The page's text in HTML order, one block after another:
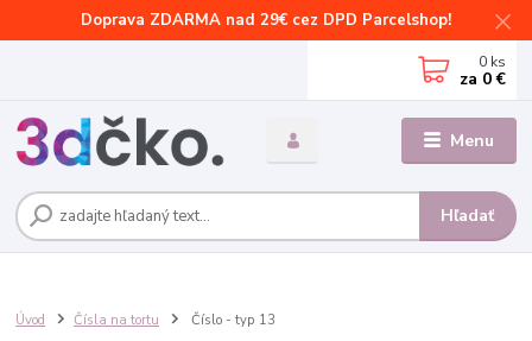
Doprava ZDARMA nad 29€ cez DPD Parcelshop!
Menu
Hľadať
0 ks
za 0 €
Úvod Čísla na tortu Číslo - typ 13